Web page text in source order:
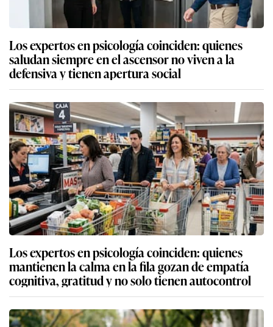
Los expertos en psicología coinciden: quienes
saludan siempre en el ascensor no viven a la
defensiva y tienen apertura social
Los expertos en psicología coinciden: quienes
mantienen la calma en la fila gozan de empatía
cognitiva, gratitud y no solo tienen autocontrol